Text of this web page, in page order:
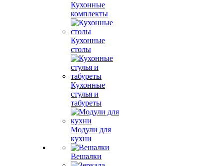
Кухонные
комплекты
Кухонные
столы
Кухонные
стулья и
табуреты
Модули для
кухни
Вешалки